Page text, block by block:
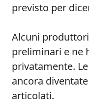
previsto per
Alcuni
preliminari e ne
privatamente.
ancora
articolati.